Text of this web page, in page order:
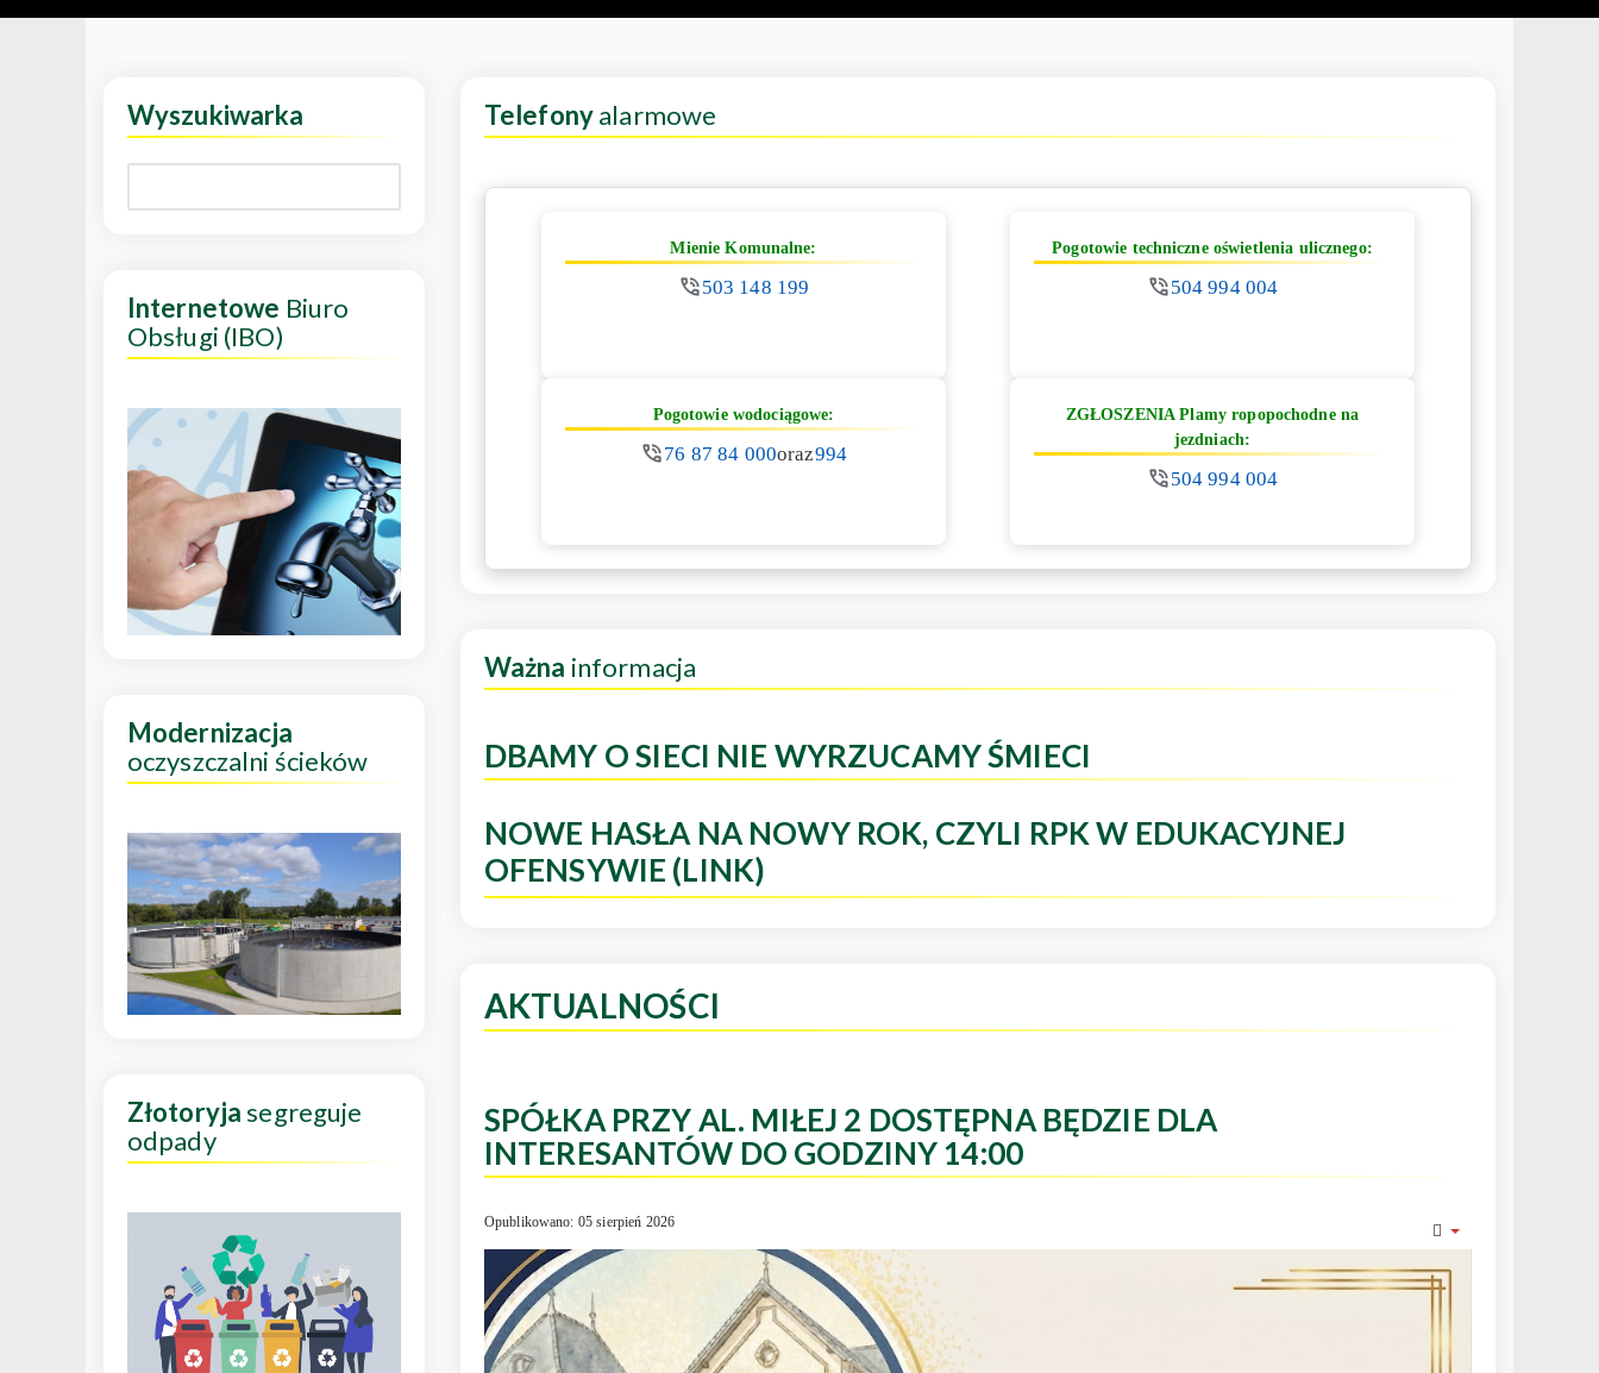
Telefonyalarmowe
Mienie Komunalne:
503 148 199
Pogotowie techniczne oświetlenia ulicznego:
504 994 004
Pogotowie wodociągowe:
76 87 84 000oraz994
ZGŁOSZENIA Plamy ropopochodne na
jezdniach:
504 994 004
Ważna informacja
DBAMY O SIECI NIE WYRZUCAMY ŚMIECI
NOWE HASŁA NA NOWY ROK, CZYLI RPK W EDUKACYJNEJ
OFENSYWIE (LINK)
AKTUALNOŚCI
SPÓŁKA PRZY AL. MIŁEJ 2 DOSTĘPNA BĘDZIE DLA
INTERESANTÓW DO GODZINY 14:00
Opublikowano: 05 sierpień 2026
Wyszukiwarka
Internetowe Biuro
Obsługi (IBO)
Modernizacja
oczyszczalni ścieków
Złotoryjasegreguje
odpady